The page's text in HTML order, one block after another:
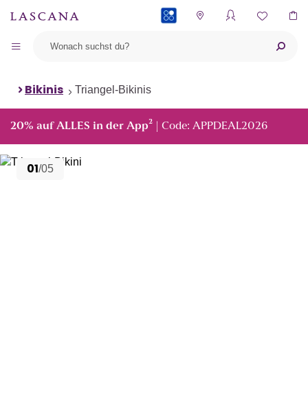
Bikinis Triangel-Bikinis
20% auf ALLES in der App² | Code: APPDEAL2026
01/05